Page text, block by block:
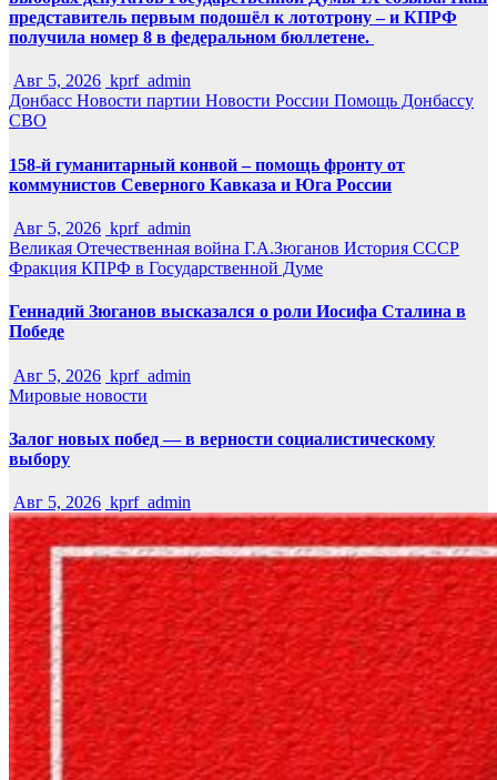
представитель первым подошёл к лототрону – и КПРФ
получила номер 8 в федеральном бюллетене.
Авг 5, 2026 kprf_admin
Донбасс Новости партии Новости России Помощь Донбассу
СВО
158-й гуманитарный конвой – помощь фронту от
коммунистов Северного Кавказа и Юга России
Авг 5, 2026 kprf_admin
Великая Отечественная война Г.А.Зюганов История СССР
Фракция КПРФ в Государственной Думе
Геннадий Зюганов высказался о роли Иосифа Сталина в
Победе
Авг 5, 2026 kprf_admin
Мировые новости
Залог новых побед — в верности социалистическому
выбору
Авг 5, 2026 kprf_admin